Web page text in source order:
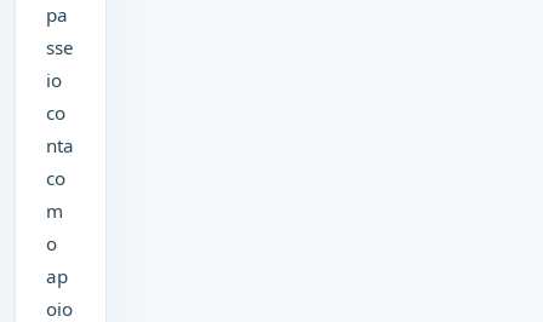
pa
sse
io
co
nta
co
m
o
ap
oio